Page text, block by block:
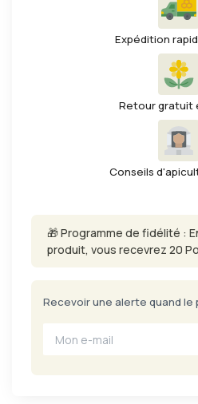
Expédition
Retour gratuit
Conseils
🎁 Programme de fidélité :
produit, vous recevrez 20
Recevoir une alerte quand le